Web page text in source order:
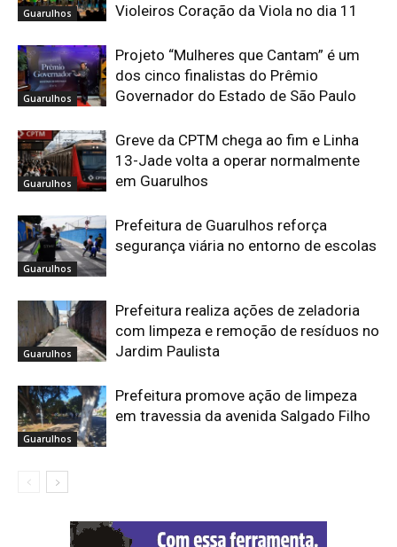
Guarulhos Violeiros Coração da Viola no dia 11
Guarulhos
Projeto “Mulheres que Cantam” é um
dos cinco finalistas do Prêmio
Governador do Estado de São Paulo
Guarulhos
Greve da CPTM chega ao fim e Linha
13-Jade volta a operar normalmente
em Guarulhos
Guarulhos
Prefeitura de Guarulhos reforça
segurança viária no entorno de escolas
Guarulhos
Prefeitura realiza ações de zeladoria
com limpeza e remoção de resíduos no
Jardim Paulista
Guarulhos
Prefeitura promove ação de limpeza
em travessia da avenida Salgado Filho